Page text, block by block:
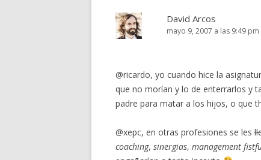
David Arcos
mayo 9, 2007 a las 9:49 pm
@ricardo, yo cuando hice la
que no morían y lo de enterrarlos y
padre para matar a los hijos, o que
@xepc, en otras profesiones se les
coaching, sinergias, management